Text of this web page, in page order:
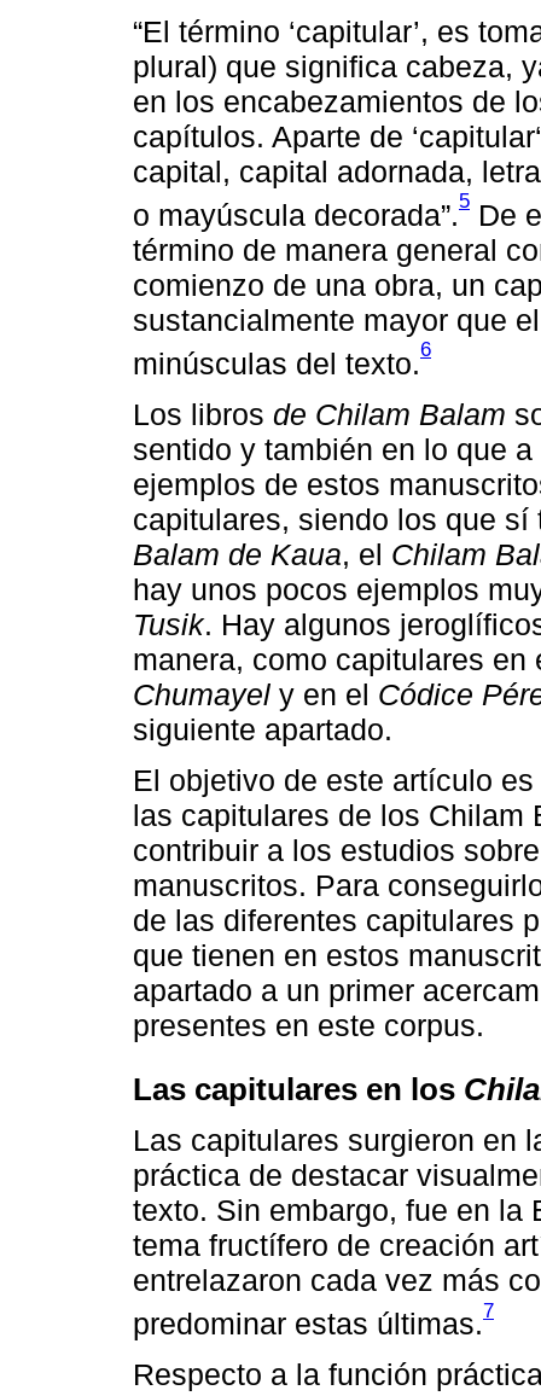
“El término ‘capitular’, es
plural) que significa cabeza,
en los encabezamientos de
capítulos. Aparte de
capital, capital adornada,
o mayúscula decorada”.5 De
término de manera general
comienzo de una obra, un
sustancialmente mayor que
minúsculas del texto.6
Los libros de Chilam Balam
sentido y también en lo que
ejemplos de estos
capitulares, siendo los que
Balam de Kaua, el Chilam
hay unos pocos ejemplos
Tusik. Hay algunos
manera, como capitulares
Chumayel y en el Códice
siguiente apartado.
El objetivo de este artículo
las capitulares de los Chilam
contribuir a los estudios
manuscritos. Para
de las diferentes capitulares
que tienen en estos
apartado a un primer
presentes en este corpus.
Las capitulares en los
Las capitulares surgieron en
práctica de destacar
texto. Sin embargo, fue en la
tema fructífero de creación
entrelazaron cada vez más
predominar estas últimas.7
Respecto a la función